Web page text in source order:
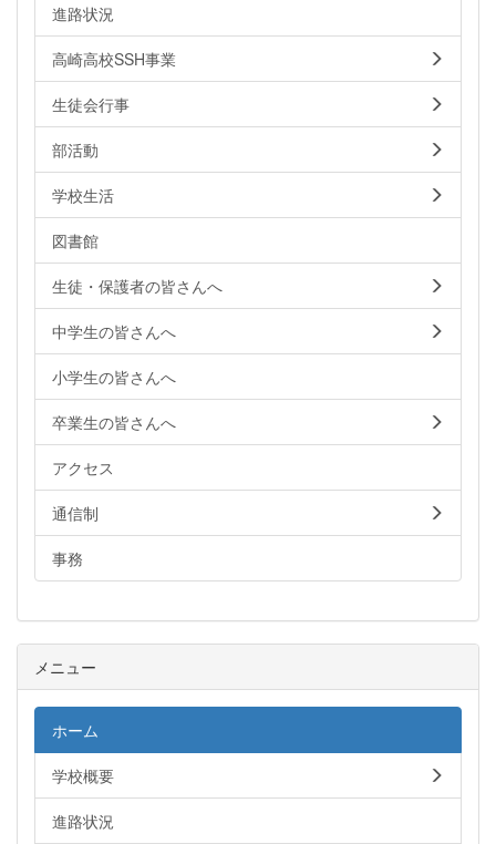
進路状況
高崎高校SSH事業
生徒会行事
部活動
学校生活
図書館
生徒・保護者の皆さんへ
中学生の皆さんへ
小学生の皆さんへ
卒業生の皆さんへ
アクセス
通信制
事務
メニュー
ホーム
学校概要
進路状況